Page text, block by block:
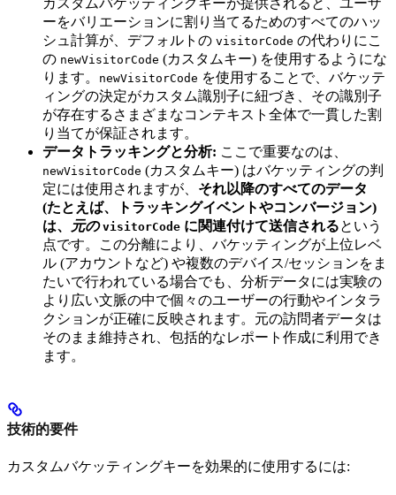
カスタムバケッティングキーが提供されると、ユーザ
ーをバリエーションに割り当てるためのすべてのハッ
シュ計算が、デフォルトの visitorCode の代わりにこ
の newVisitorCode (カスタムキー) を使用するようにな
ります。
newVisitorCode を使用することで、バケッテ
ィングの決定がカスタム識別子に紐づき、その識別子
が存在するさまざまなコンテキスト全体で一貫した割
り当てが保証されます。
データトラッキングと分析: ここで重要なのは、
newVisitorCode (カスタムキー) はバケッティングの判
定には使用されますが、 それ以降のすべてのデータ
(たとえば、トラッキングイベントやコンバージョン)
は、 元の visitorCode に関連付けて送信されるという
点です。この分離により、バケッティングが上位レベ
ル (アカウントなど) や複数のデバイス/セッションをま
たいで行われている場合でも、分析データには実験の
より広い文脈の中で個々のユーザーの行動やインタラ
クションが正確に反映されます。元の訪問者データは
そのまま維持され、包括的なレポート作成に利用でき
ます。
技術的要件
カスタムバケッティングキーを効果的に使用するには: